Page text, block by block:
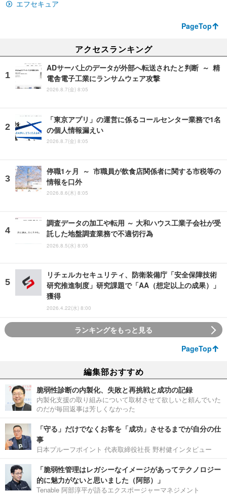
エフセキュア
PageTop
アクセスランキング
ADサーバ上のデータが外部へ転送されたと判断 ～ 精
電舎電子工業にランサムウェア攻撃
2026.8.7(金) 8:05
「東京アプリ」の運営に係るコールセンター業務で1名
の個人情報漏えい
2026.8.7(金) 8:05
停職1ヶ月 ～ 市職員が飲食店関係者に関する市税等の
情報を口外
2026.8.6(木) 8:05
調査データの加工や転用 ～ 大和ハウス工業子会社が受
託した地盤調査業務で不適切行為
2026.8.5(水) 8:05
リチェルカセキュリティ、防衛装備庁「安全保障技術
研究推進制度」研究課題で「AA（想定以上の成果）」
獲得
2026.4.22(水) 8:00
ランキングをもっと見る
PageTop
編集部おすすめ
脆弱性診断の内製化、失敗と再挑戦と成功の記録
内製化支援の取り組みについて取材させて欲しいと頼んでいた
のだが毎回返事は芳しくなかった
「守る」だけでなくお客を「成功」させるまでが自分の仕
事
日本プルーフポイント 代表取締役社長 野村健インタビュー
「脆弱性管理はレガシーなイメージがあってテクノロジー
的に魅力がないと思いました（阿部）」
Tenable 阿部淳平が語るエクスポージャーマネジメント